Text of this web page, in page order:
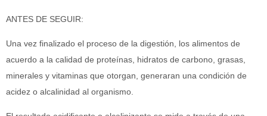
ANTES DE SEGUIR:
Una vez finalizado el proceso de la digestión, los alimentos de
acuerdo a la calidad de proteínas, hidratos de carbono, grasas,
minerales y vitaminas que otorgan, generaran una condición de
acidez o alcalinidad al organismo.